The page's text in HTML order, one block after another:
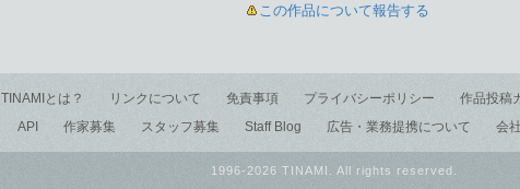
この作品について報告する
TINAMIとは？ リンクについて 免責事項 プライバシーポリシー 作品投稿
API
作家募集 スタッフ募集 Staff Blog 広告・業務提携について 会
1996-2026 TINAMI. All rights reserved.